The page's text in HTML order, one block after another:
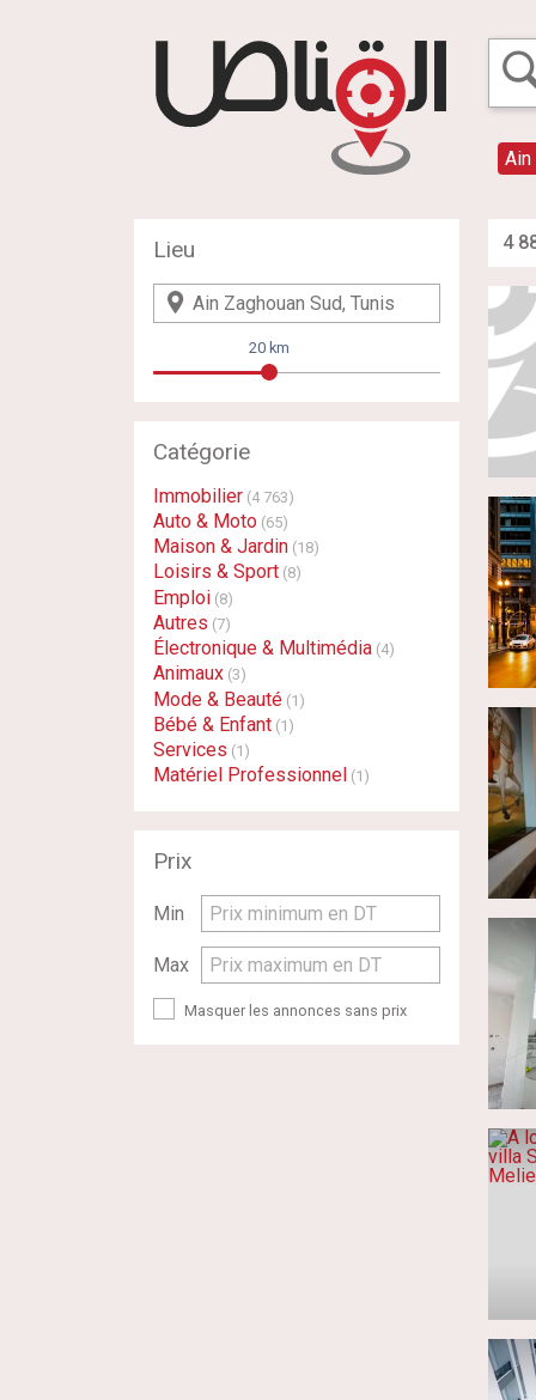
Ain
4
Lieu
20 km
Catégorie
Immobilier (4 763)
Auto & Moto (65)
Maison & Jardin (18)
Loisirs & Sport (8)
Emploi (8)
Autres (7)
Électronique & Multimédia (4)
Animaux (3)
Mode & Beauté (1)
Bébé & Enfant (1)
Services (1)
Matériel Professionnel (1)
Prix
Min Prix minimum en DT
Max Prix maximum en DT
Masquer les annonces sans prix